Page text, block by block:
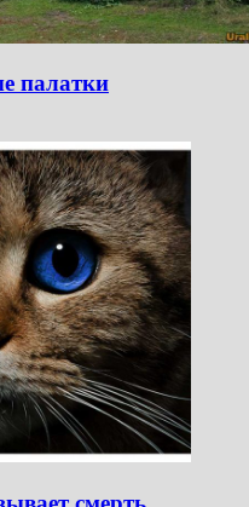
палатки